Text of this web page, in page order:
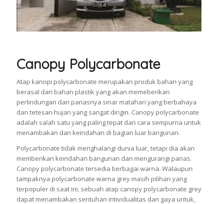
Canopy Polycarbonate
Atap kanopi polycarbonate merupakan produk bahan yang
berasal dari bahan plastik yang akan memeberikan
perlindungan dari panasnya sinar matahari yang berbahaya
dan tetesan hujan yang sangat dingin. Canopy polycarbonate
adalah salah satu yang paling tepat dan cara sempurna untuk
menambakan dan keindahan di bagian luar bangunan.
Polycarbonate tidak menghalangi dunia luar, tetapi dia akan
memberikan keindahan bangunan dan mengurangi panas.
Canopy polycarbonate tersedia berbagai warna. Walaupun
tampaknya polycarbonate warna grey masih pilihan yang
terpopuler di saat ini, sebuah atap canopy polycarbonate grey
dapat menambakan sentuhan intividualitas dan gaya untuk,